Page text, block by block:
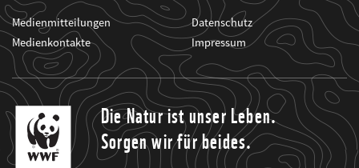
Medienmitteilungen
Medienkontakte
Datenschutz
Impressum
Die Natur ist unser Leben.
Sorgen wir für beides.